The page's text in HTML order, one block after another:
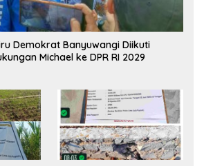
Demokrat Banyuwangi Diikuti
Michael ke DPR RI 2029